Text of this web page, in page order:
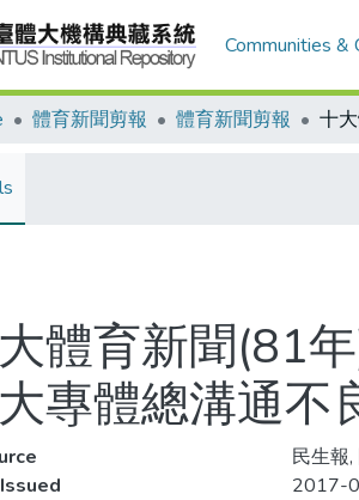
Communities &
體育新聞剪報 體育新聞剪報
體育新聞(81
專體總溝通不
民生報
2017-